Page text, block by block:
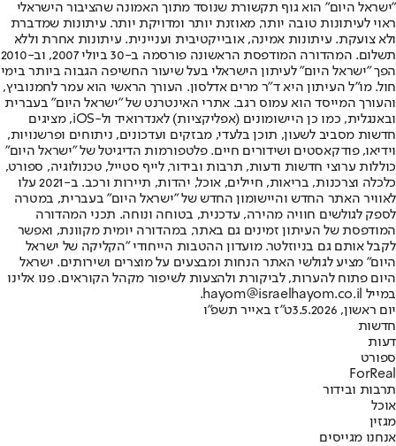
"ישראל היום" הוא גוף תקשורת שנוסד מתוך האמונה שהציבור הישראלי
ראוי לעיתונות טובה יותר, מאוזנת יותר ומדויקת יותר. עיתונות שמדברת
ולא צועקת. עיתונות אמינה, אובייקטיבית ועניינית. עיתונות אחרת וללא
תשלום. המהדורה המודפסת הראשונה פורסמה ב-30 ביולי 2007, וב-2010
הפך "ישראל היום" לעיתון הישראלי בעל שיעור החשיפה הגבוה ביותר בימי
חול. מו"ל העיתון היא ד"ר מרים אדלסון. העורך הראשי הוא עמר לחמנוביץ,
והעורך המייסד הוא עמוס רגב. אתרי האינטרנט של "ישראל היום" בעברית
ובאנגלית, כמו כן היישומונים (אפליקציות) לאנדרואיד ול-iOS, מציגים
חדשות מסביב לשעון, תוכן בלעדי, מבזקים ועדכונים, ניתוחים ופרשנויות,
וידיאו, פודקאסטים ושידורים חיים. פלטפורמות הדיגיטל של "ישראל היום"
כוללות ערוצי חדשות ודעות, תרבות ובידור, לייף סטייל, טכנולוגיה, ספורט,
כלכלה וצרכנות, בריאות, חיילים, אוכל, יהדות, תיירות ורכב. ב-2021 עלו
לאוויר האתר החדש והיישומון החדש של "ישראל היום" בעברית, במטרה
לספק לגולשים חוויה מהירה, עדכנית, בטוחה ונוחה. תכני המהדורה
המודפסת של העיתון זמינים גם באתר, במהדורה יומית מקוונת, ואפשר
לקבל אותם גם בניוזלטר. מועדון ההטבות הייחודי "הקליקה של ישראל
היום" מציע לגולשי האתר הנחות ומבצעים על מוצרים ושירותים. ישראל
היום פתוח להערות, לביקורת ולהצעות לשיפור מקהל הקוראים. פנו אלינו
במייל hayom@israelhayom.co.il.
יום ראשון, 3.5.2026
ט"ז באייר תשפ"ו
חדשות
דעות
ספורט
ForReal
תרבות ובידור
אוכל
מגזין
אנחנו מגייסים